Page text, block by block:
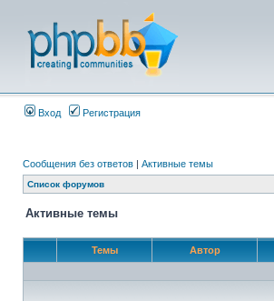
Вход Регистрация
Сообщения без ответов | Активные темы
Список форумов
Активные темы
Темы Автор